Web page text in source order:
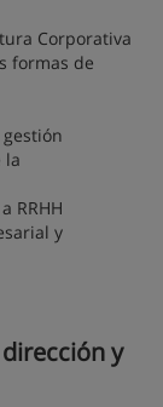
Corporativa
formas de
la
RRHH
y
y